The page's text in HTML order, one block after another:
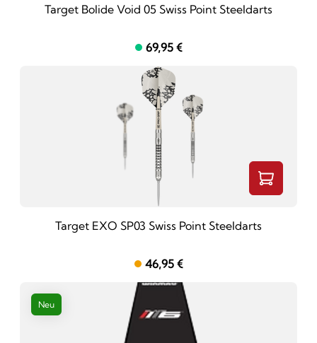
Target Bolide Void 05 Swiss Point Steeldarts
69,95 €
Target EXO SP03 Swiss Point Steeldarts
46,95 €
Neu